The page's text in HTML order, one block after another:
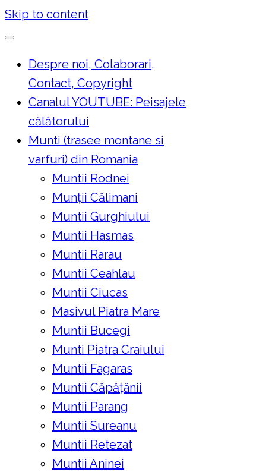
Skip to content
Despre noi, Colaborari,
Contact, Copyright
Canalul YOUTUBE: Peisajele
călătorului
Munti (trasee montane si
varfuri) din Romania
Muntii Rodnei
Munţii Călimani
Muntii Gurghiului
Muntii Hasmas
Muntii Rarau
Muntii Ceahlau
Muntii Ciucas
Masivul Piatra Mare
Muntii Bucegi
Munti Piatra Craiului
Muntii Fagaras
Muntii Căpățânii
Muntii Parang
Muntii Sureanu
Muntii Retezat
Muntii Aninei